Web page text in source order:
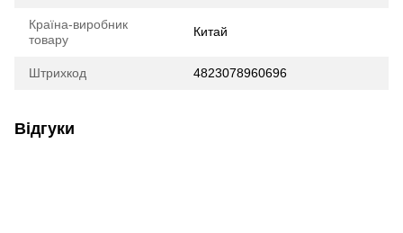
Країна-виробник
товару
Китай
Штрихкод 4823078960696
Відгуки